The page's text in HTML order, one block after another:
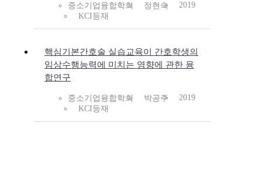
중소기업융합학회 정현숙
2019
KCI등재
핵심기본간호술 실습교육이 간호학생의
임상수행능력에 미치는 영향에 관한 융
합연구
중소기업융합학회 박공주
2019
KCI등재